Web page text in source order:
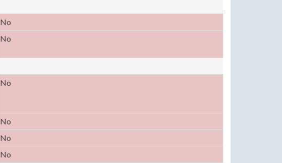
No
No
No
No
No
No